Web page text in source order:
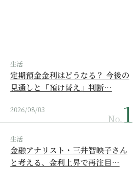
生活
定期預金金利はどうなる？ 今後の
見通しと「預け替え」判断…
2026/08/03
No.
生活
金融アナリスト・三井智映子さん
と考える、金利上昇で再注目…